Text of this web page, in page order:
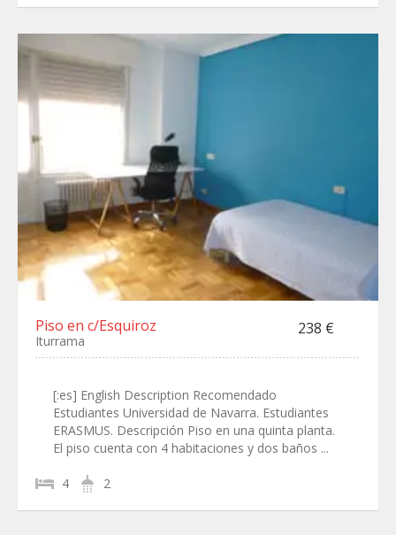
Piso en c/Esquiroz 238 €
Iturrama
[:es] English Description Recomendado
Estudiantes Universidad de Navarra. Estudiantes
ERASMUS. Descripción Piso en una quinta planta.
El piso cuenta con 4 habitaciones y dos baños ...
4 2